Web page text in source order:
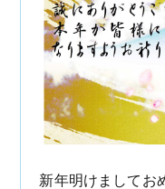
新年明けましてお